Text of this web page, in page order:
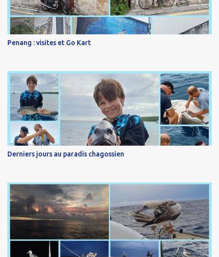
Penang : visites et Go Kart
Derniers jours au paradis chagossien